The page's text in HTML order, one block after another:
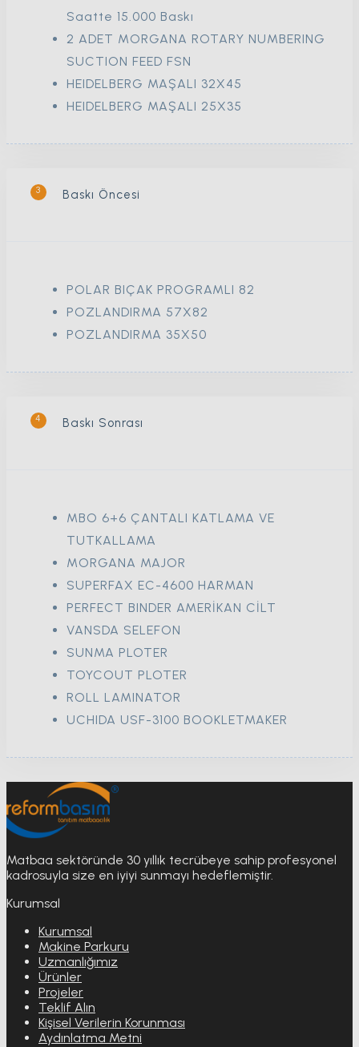
Saatte 15.000 Baskı
2 ADET MORGANA ROTARY NUMBERING
SUCTION FEED FSN
HEIDELBERG MAŞALI 32X45
HEIDELBERG MAŞALI 25X35
3 Baskı Öncesi
POLAR BIÇAK PROGRAMLI 82
POZLANDIRMA 57X82
POZLANDIRMA 35X50
4 Baskı Sonrası
MBO 6+6 ÇANTALI KATLAMA VE
TUTKALLAMA
MORGANA MAJOR
SUPERFAX EC-4600 HARMAN
PERFECT BINDER AMERİKAN CİLT
VANSDA SELEFON
SUNMA PLOTER
TOYCOUT PLOTER
ROLL LAMINATOR
UCHIDA USF-3100 BOOKLETMAKER
Matbaa sektöründe 30 yıllık tecrübeye sahip profesyonel
kadrosuyla size en iyiyi sunmayı hedeflemiştir.
Kurumsal
Kurumsal
Makine Parkuru
Uzmanlığımız
Ürünler
Projeler
Teklif Alın
Kişisel Verilerin Korunması
Aydınlatma Metni